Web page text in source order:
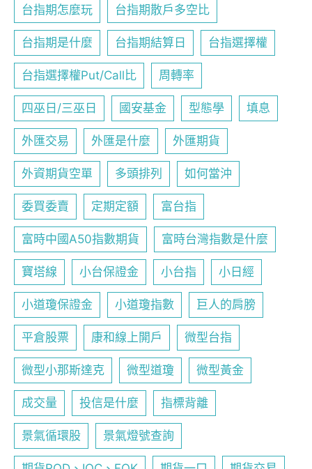
台指期怎麼玩 台指期散戶多空比
台指期是什麼 台指期結算日 台指選擇權
台指選擇權Put/Call比 周轉率
四巫日/三巫日 國安基金 型態學 填息
外匯交易 外匯是什麼 外匯期貨
外資期貨空單 多頭排列 如何當沖
委買委賣 定期定額 富台指
富時中國A50指數期貨 富時台灣指數是什麼
寶塔線 小台保證金 小台指 小日經
小道瓊保證金 小道瓊指數 巨人的肩膀
平倉股票 康和線上開戶 微型台指
微型小那斯達克 微型道瓊 微型黃金
成交量 投信是什麼 指標背離
景氣循環股 景氣燈號查詢